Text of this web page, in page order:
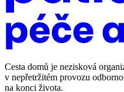
Cesta domů je nezisková
v nepřetržitém provozu
na konci života.